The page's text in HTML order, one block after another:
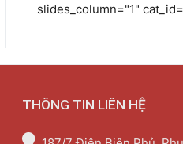
slides_column="1"
THÔNG TIN LIÊN HỆ